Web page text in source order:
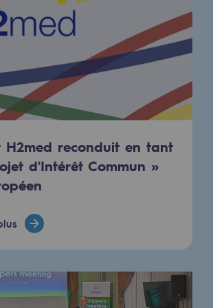
auprès des territoires
égalité Femme-Homme
le programme de sécurité
H2med reconduit en tant
d'Intérêt Commun »